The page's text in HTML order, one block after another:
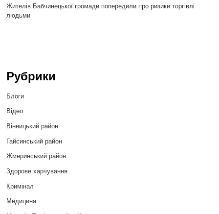
Жителів Бабчинецької громади попередили про ризики торгівлі
людьми
Рубрики
Блоги
Відео
Вінницький район
Гайсинський район
Жмеринський район
Здорове харчування
Кримінал
Медицина